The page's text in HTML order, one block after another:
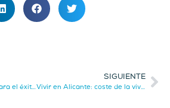
Alicante y los 3 ejes para el éxito empresarial
SIGUIENTE
Vivir en Alicante: coste de la vivienda y mejores zonas